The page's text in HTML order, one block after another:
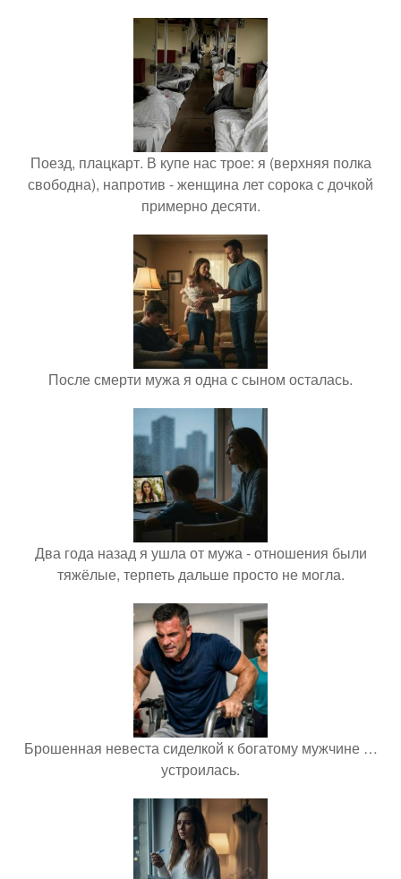
Поезд, плацкарт. В купе нас трое: я (верхняя полка
свободна), напротив - женщина лет сорока с дочкой
примерно десяти.
После смерти мужа я одна с сыном осталась.
Два года назад я ушла от мужа - отношения были
тяжёлые, терпеть дальше просто не могла.
Брошенная невеста сиделкой к богатому мужчине …
устроилась.